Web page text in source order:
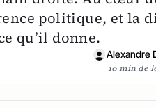
politique, et la
qu’il donne.
Alexandre
10 min de